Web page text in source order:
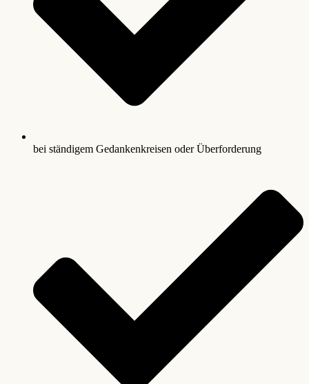
bei ständigem Gedankenkreisen oder Überforderung